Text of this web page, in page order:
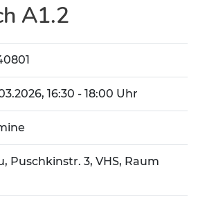
A1.2
16:30 - 18:00 Uhr
Puschkinstr. 3, VHS, Raum